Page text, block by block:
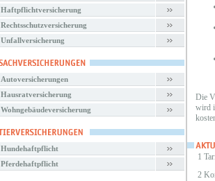
Haftpflichtversicherung
Rechtsschutzversicherung
Unfallversicherung
Autoversicherungen
Hausratversicherung
Wohngebäudeversicherung
Hundehaftpflicht
Pferdehaftpflicht
Die
wird
1
2